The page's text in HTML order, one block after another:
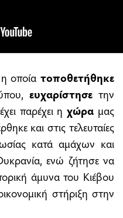
οποίατοποθετήθηκε
ευχαρίστησε την
παρέχει ηχώρα μας
και στις τελευταίες
κατά αμάχων και
ενώ ζήτησε να
άμυνα του Κιέβου
στήριξη στην